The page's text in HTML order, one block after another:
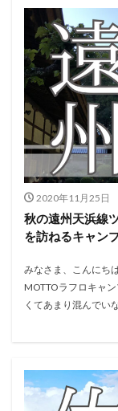
2020年11月25日
秋の遠州天浜線
を訪ねるキャン
みなさま、こんにち
MOTTOラフロキャ
くてあまり混んでい